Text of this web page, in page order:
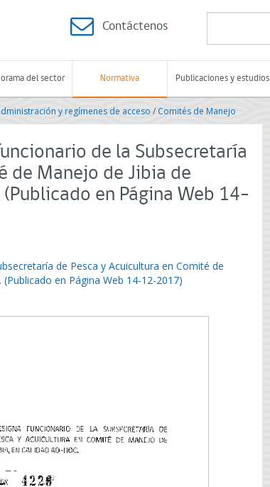
Contáctenos
del sector Normativa Publicaciones y estudios
y regímenes de acceso / Comités de Manejo
de la Subsecretaría
de Manejo de Jibia de
en Página Web 14-
de Pesca y Acuicultura en Comité de
en Página Web 14-12-2017)